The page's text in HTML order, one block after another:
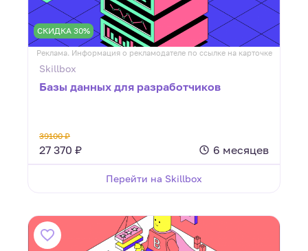
СКИДКА 30%
Реклама. Информация о рекламодателе по ссылке на карточке
Skillbox
Базы данных для разработчиков
39100 ₽
27 370 ₽ 6 месяцев
Перейти на Skillbox